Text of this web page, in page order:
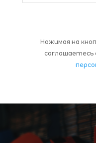
Нажимая на
соглашаетесь